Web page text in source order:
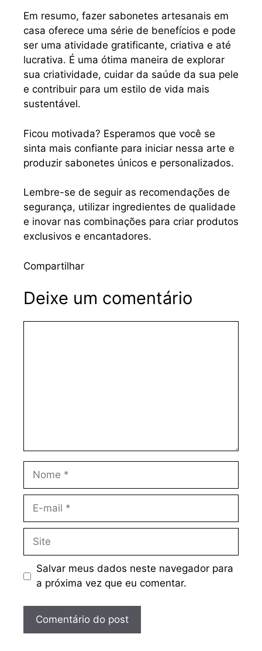
Em resumo, fazer sabonetes artesanais em
casa oferece uma série de benefícios e pode
ser uma atividade gratificante, criativa e até
lucrativa. É uma ótima maneira de explorar
sua criatividade, cuidar da saúde da sua pele
e contribuir para um estilo de vida mais
sustentável.
Ficou motivada? Esperamos que você se
sinta mais confiante para iniciar nessa arte e
produzir sabonetes únicos e personalizados.
Lembre-se de seguir as recomendações de
segurança, utilizar ingredientes de qualidade
e inovar nas combinações para criar produtos
exclusivos e encantadores.
Compartilhar
Deixe um comentário
Nome
Site
Salvar meus dados neste navegador para
a próxima vez que eu comentar.